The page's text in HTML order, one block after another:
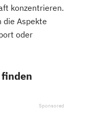
konzentrieren.
die Aspekte
oder
finden